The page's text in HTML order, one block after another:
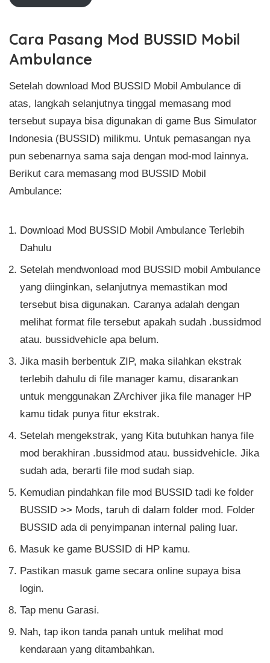
Cara Pasang Mod BUSSID Mobil
Ambulance
Setelah download Mod BUSSID Mobil Ambulance di
atas, langkah selanjutnya tinggal memasang mod
tersebut supaya bisa digunakan di game Bus Simulator
Indonesia (BUSSID) milikmu. Untuk pemasangan nya
pun sebenarnya sama saja dengan mod-mod lainnya.
Berikut cara memasang mod BUSSID Mobil
Ambulance:
Download Mod BUSSID Mobil Ambulance Terlebih
Dahulu
Setelah mendwonload mod BUSSID mobil Ambulance
yang diinginkan, selanjutnya memastikan mod
tersebut bisa digunakan. Caranya adalah dengan
melihat format file tersebut apakah sudah .bussidmod
atau. bussidvehicle apa belum.
Jika masih berbentuk ZIP, maka silahkan ekstrak
terlebih dahulu di file manager kamu, disarankan
untuk menggunakan ZArchiver jika file manager HP
kamu tidak punya fitur ekstrak.
Setelah mengekstrak, yang Kita butuhkan hanya file
mod berakhiran .bussidmod atau. bussidvehicle. Jika
sudah ada, berarti file mod sudah siap.
Kemudian pindahkan file mod BUSSID tadi ke folder
BUSSID >> Mods, taruh di dalam folder mod. Folder
BUSSID ada di penyimpanan internal paling luar.
Masuk ke game BUSSID di HP kamu.
Pastikan masuk game secara online supaya bisa
login.
Tap menu Garasi.
Nah, tap ikon tanda panah untuk melihat mod
kendaraan yang ditambahkan.